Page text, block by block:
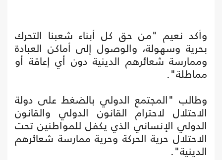
وأكد نعيم "من حق كل أبناء شعبنا التحرك
بحرية وسهولة، والوصول إلى أماكن العبادة
وممارسة شعائرهم الدينية دون أي إعاقة أو
مماطلة".
وطالب "المجتمع الدولي بالضغط على دولة
الاحتلال لاحترام القانون الدولي والقانون
الدولي الإنساني الذي يكفل للمواطنين تحت
الاحتلال حرية الحركة وحرية ممارسة شعائرهم
الدينية".